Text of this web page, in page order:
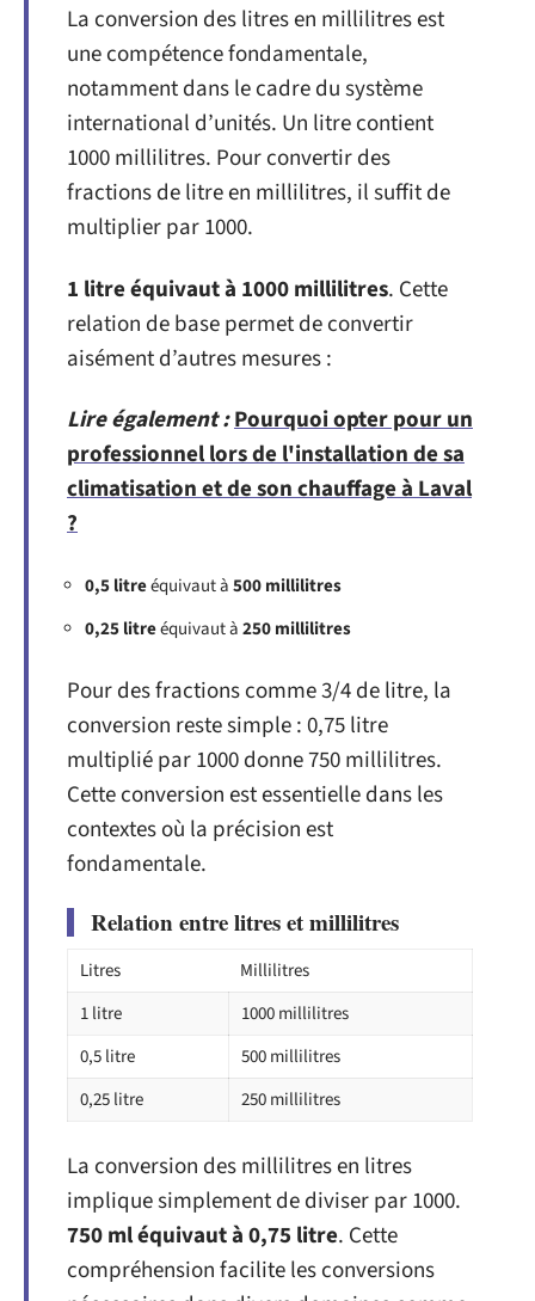
La conversion des litres en millilitres est
une compétence fondamentale,
notamment dans le cadre du système
international d’unités. Un litre contient
1000 millilitres. Pour convertir des
fractions de litre en millilitres, il suffit de
multiplier par 1000.
1 litre équivaut à 1000 millilitres. Cette
relation de base permet de convertir
aisément d’autres mesures :
Lire également :Pourquoi opter pour un
professionnel lors de l'installation de sa
climatisation et de son chauffage à Laval
?
0,5 litreéquivaut à500 millilitres
0,25 litreéquivaut à250 millilitres
Pour des fractions comme 3/4 de litre, la
conversion reste simple : 0,75 litre
multiplié par 1000 donne 750 millilitres.
Cette conversion est essentielle dans les
contextes où la précision est
fondamentale.
Relation entre litres et millilitres
Litres
Millilitres
1 litre
1000 millilitres
0,5 litre
500 millilitres
0,25 litre
250 millilitres
La conversion des millilitres en litres
implique simplement de diviser par 1000.
750 ml équivaut à 0,75 litre. Cette
compréhension facilite les conversions